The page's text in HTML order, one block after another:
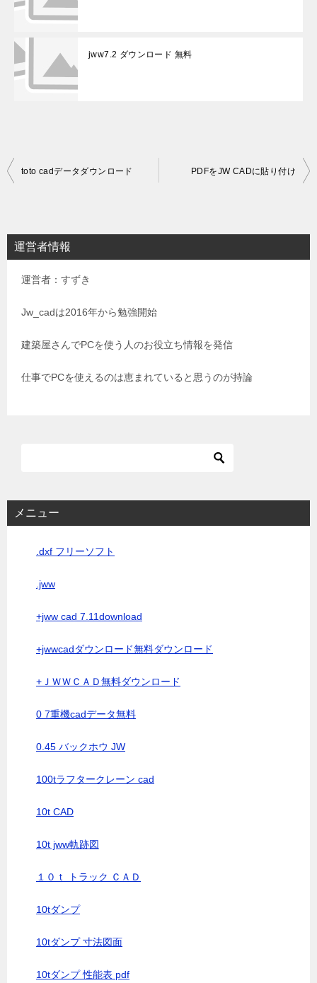
jww7.2 ダウンロード 無料
投
ビ
ゲ
toto cadデータダウンロード PDFをJW CADに貼り付け
運営者情報
運営者：すずき
Jw_cadは2016年から勉強開始
建築屋さんでPCを使う人のお役立ち情報を発信
仕事でPCを使えるのは恵まれていると思うのが持論
メニュー
.dxf フリーソフト
.jww
+jww cad 7.11download
+jwwcadダウンロード無料ダウンロード
+ＪＷＷＣＡＤ無料ダウンロード
0 7重機cadデータ無料
0.45 バックホウ JW
100tラフタークレーン cad
10t CAD
10t jww軌跡図
１０ｔ トラック ＣＡＤ
10tダンプ
10tダンプ 寸法図面
10tダンプ 性能表 pdf